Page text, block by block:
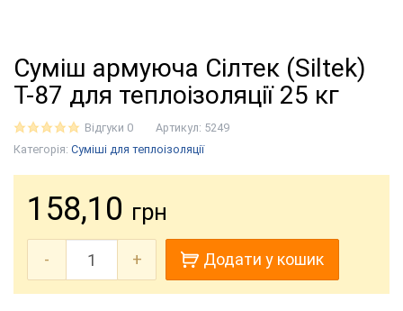
Суміш армуюча Сілтек (Siltek)
Т-87 для теплоізоляції 25 кг
Відгуки 0 Артикул: 5249
Категорія: Суміші для теплоізоляції
158,10 грн
- + Додати у кошик